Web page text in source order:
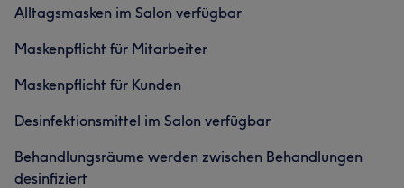
Detailverliebt 5
Alltagsmasken im Salon verfügbar
Maskenpflicht für Mitarbeiter
Maskenpflicht für Kunden
Desinfektionsmittel im Salon verfügbar
Behandlungsräume werden zwischen Behandlungen
desinfiziert